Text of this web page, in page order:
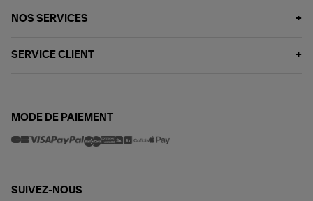
NOS SERVICES
SERVICE CLIENT
MODE DE PAIEMENT
SUIVEZ-NOUS